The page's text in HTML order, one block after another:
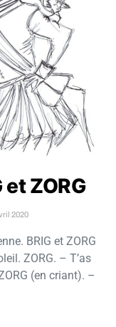
ZORG
2020
BRIG et ZORG
ZORG. – T’as
(en criant). –